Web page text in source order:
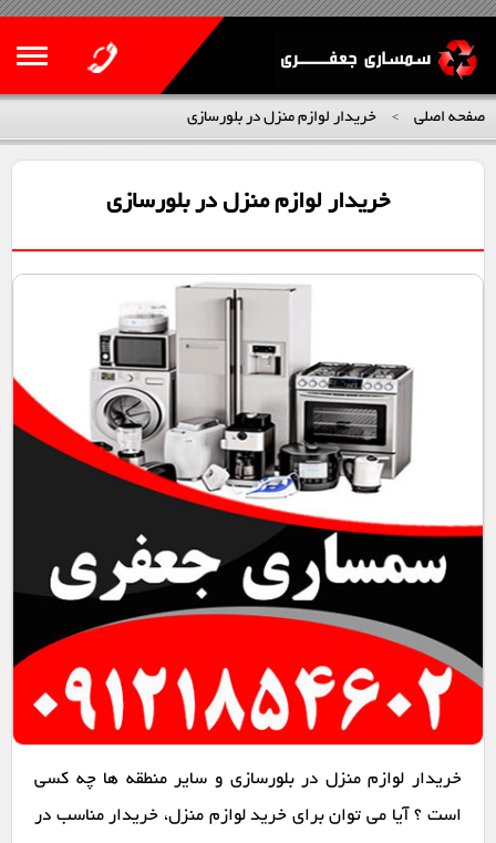
صفحه اصلی > خریدار لوازم منزل در بلورسازی
خریدار لوازم منزل در بلورسازی
خریدار لوازم منزل در بلورسازی و سایر منطقه ها چه کسی
است ؟ آیا می توان برای خرید لوازم منزل، خریدار مناسب در